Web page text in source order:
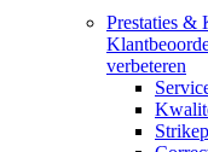
Prestaties &
verbeteren